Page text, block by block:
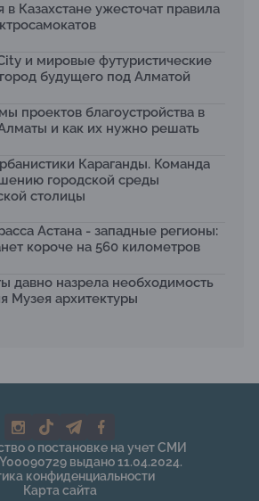
в Казахстане ужесточат правила
и мировые футуристические
будущего под Алматой
проектов благоустройства в
и как их нужно решать
Караганды. Команда
городской среды
столицы
Астана - западные регионы:
короче на 560 километров
давно назрела необходимость
Музея архитектуры
о постановке на учет СМИ
выдано 11.04.2024.
конфиденциальности
Карта сайта